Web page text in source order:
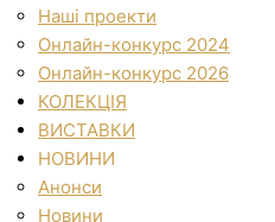
Наші проекти
Онлайн-конкурс 2024
Онлайн-конкурс 2026
КОЛЕКЦІЯ
ВИСТАВКИ
НОВИНИ
Анонси
Новини